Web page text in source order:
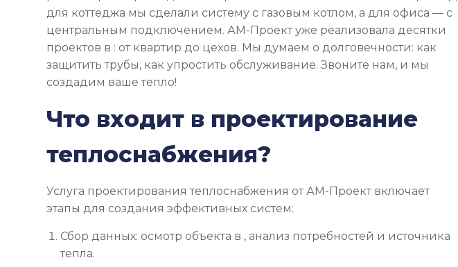
для коттеджа мы сделали систему с газовым котлом, а для офиса — с
центральным подключением. АМ-Проект уже реализовала десятки
проектов в : от квартир до цехов. Мы думаем о долговечности: как
защитить трубы, как упростить обслуживание. Звоните нам, и мы
создадим ваше тепло!
Что входит в проектирование
теплоснабжения?
Услуга проектирования теплоснабжения от АМ-Проект включает
этапы для создания эффективных систем:
Сбор данных: осмотр объекта в , анализ потребностей и источника
тепла.